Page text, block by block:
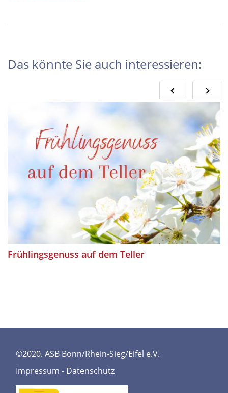
Das könnte Sie auch interessieren:
Frühlingsgenuss auf dem Teller
©2020. ASB Bonn/Rhein-Sieg/Eifel e.V.
Impressum - Datenschutz